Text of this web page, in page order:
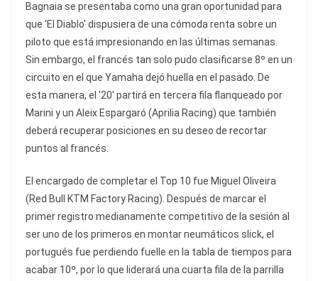
Bagnaia se presentaba como una gran oportunidad para
que 'El Diablo' dispusiera de una cómoda renta sobre un
piloto que está impresionando en las últimas semanas.
Sin embargo, el francés tan solo pudo clasificarse 8º en un
circuito en el que Yamaha dejó huella en el pasado. De
esta manera, el '20' partirá en tercera fila flanqueado por
Marini y un Aleix Espargaró (Aprilia Racing) que también
deberá recuperar posiciones en su deseo de recortar
puntos al francés.
El encargado de completar el Top 10 fue Miguel Oliveira
(Red Bull KTM Factory Racing). Después de marcar el
primer registro medianamente competitivo de la sesión al
ser uno de los primeros en montar neumáticos slick, el
portugués fue perdiendo fuelle en la tabla de tiempos para
acabar 10º, por lo que liderará una cuarta fila de la parrilla